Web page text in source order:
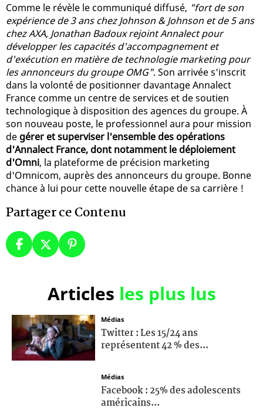
Comme le révèle le communiqué diffusé, "fort de son
expérience de 3 ans chez Johnson & Johnson et de 5 ans
chez AXA, Jonathan Badoux rejoint Annalect pour
développer les capacités d'accompagnement et
d'exécution en matière de technologie marketing pour
les annonceurs du groupe OMG". Son arrivée s'inscrit
dans la volonté de positionner davantage Annalect
France comme un centre de services et de soutien
technologique à disposition des agences du groupe. À
son nouveau poste, le professionnel aura pour mission
de gérer et superviser l'ensemble des opérations
d'Annalect France, dont notamment le déploiement
d'Omni, la plateforme de précision marketing
d'Omnicom, auprès des annonceurs du groupe. Bonne
chance à lui pour cette nouvelle étape de sa carrière !
Partager ce Contenu
Articles les plus lus
Médias
Twitter : Les 15/24 ans
représentent 42 % des...
Médias
Facebook : 25% des adolescents
américains...